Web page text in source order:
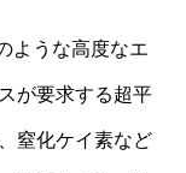
ような高度なエ
が要求する超平
窒化ケイ素など